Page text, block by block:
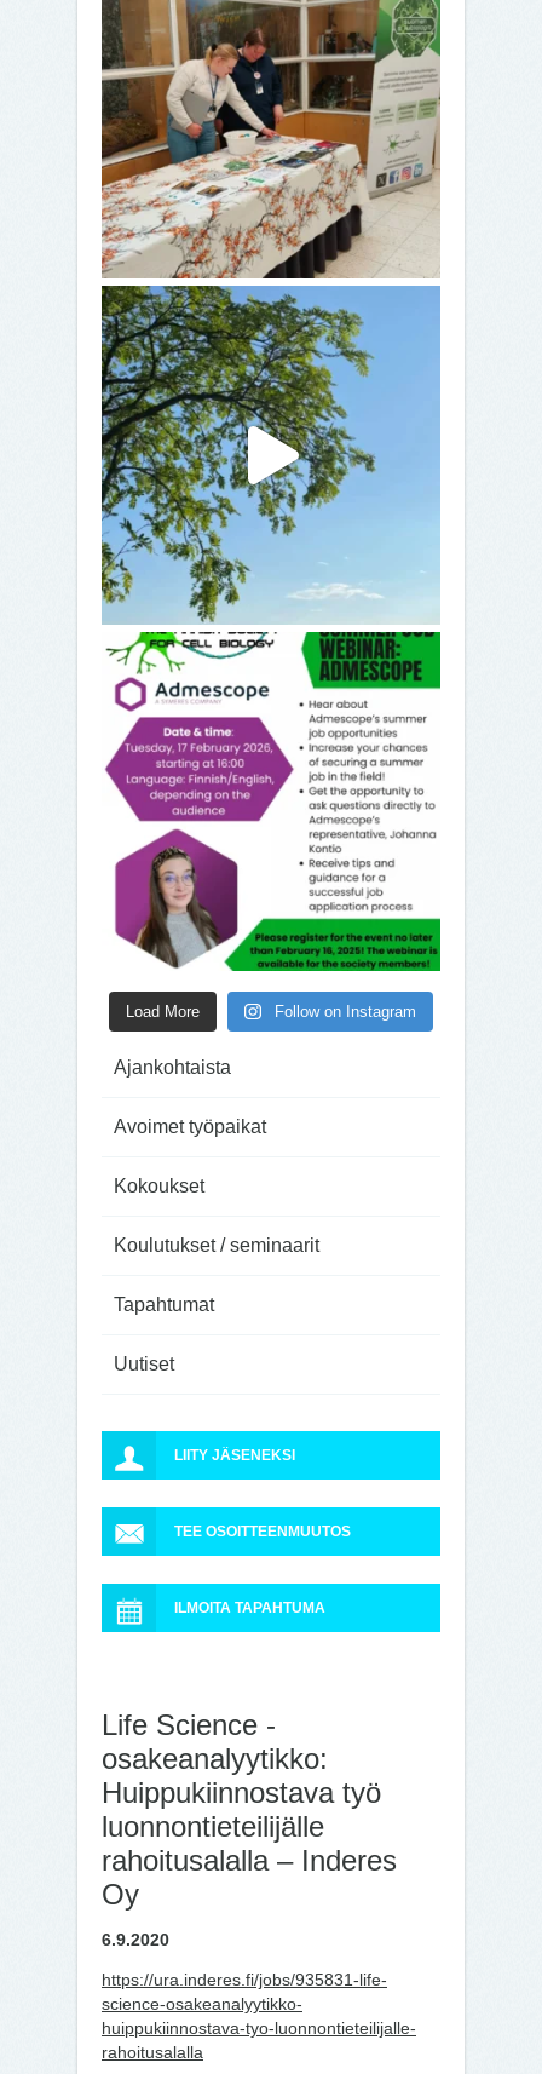
Load More Follow on Instagram
Ajankohtaista
Avoimet työpaikat
Kokoukset
Koulutukset / seminaarit
Tapahtumat
Uutiset
LIITY JÄSENEKSI
TEE OSOITTEENMUUTOS
ILMOITA TAPAHTUMA
Life Science -
osakeanalyytikko:
Huippukiinnostava työ
luonnontieteilijälle
rahoitusalalla – Inderes
Oy
6.9.2020
https://ura.inderes.fi/jobs/935831-life-
science-osakeanalyytikko-
huippukiinnostava-tyo-luonnontieteilijalle-
rahoitusalalla